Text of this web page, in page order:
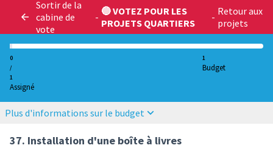
Sortir de la
cabine de
vote
- 🔵 VOTEZ POUR LES
PROJETS QUARTIERS
- Retour aux
projets
0
/
1
Assigné
1
Budget
Plus d'informations sur le budget
37. Installation d'une boîte à livres